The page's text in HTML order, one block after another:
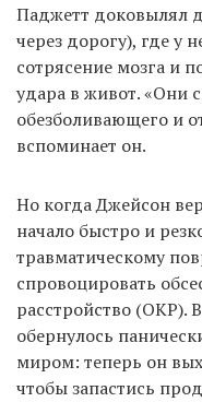
Паджетт доковылял
через дорогу), где у
сотрясение мозга и
удара в живот. «Они
обезболивающего и
вспоминает он.
Но когда Джейсон
начало быстро и
травматическому
спровоцировать
расстройство (ОКР).
обернулось
миром: теперь он
чтобы запастись